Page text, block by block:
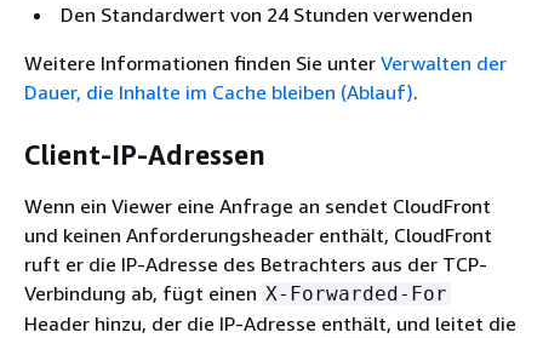
Den Standardwert von 24 Stunden verwenden
Weitere Informationen finden Sie unter Verwalten der
Dauer, die Inhalte im Cache bleiben (Ablauf).
Client-IP-Adressen
Wenn ein Viewer eine Anfrage an sendet CloudFront
und keinen Anforderungsheader enthält, CloudFront
ruft er die IP-Adresse des Betrachters aus der TCP-
Verbindung ab, fügt einen X-Forwarded-For
Header hinzu, der die IP-Adresse enthält, und leitet die